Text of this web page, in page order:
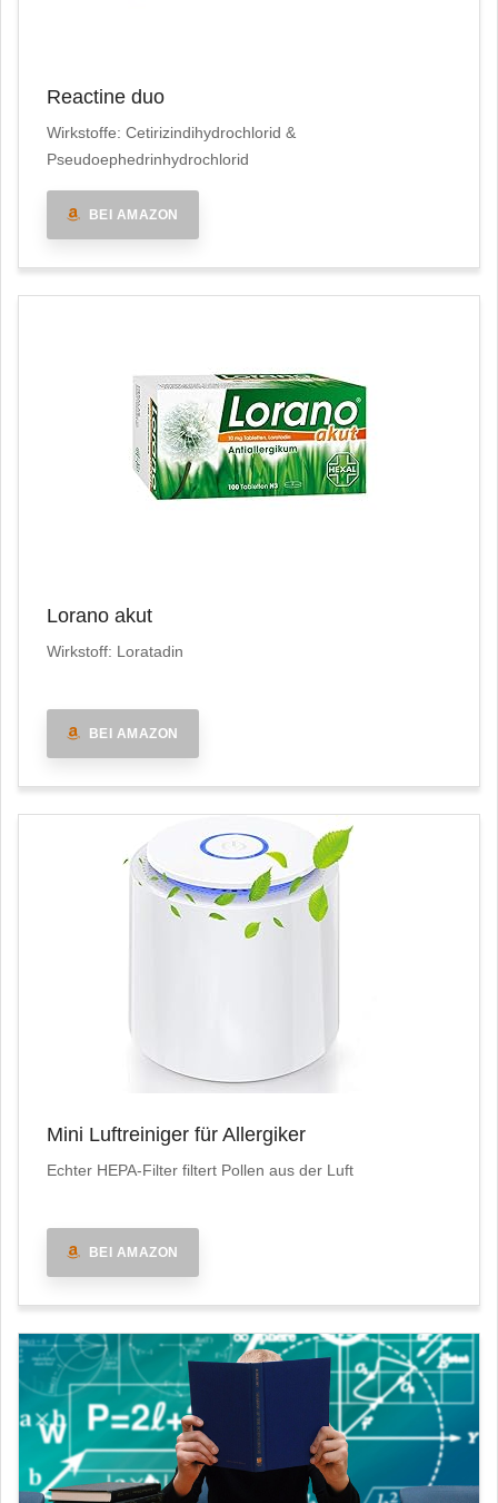
Reactine duo
Wirkstoffe: Cetirizindihydrochlorid &
Pseudoephedrinhydrochlorid
BEI AMAZON
Lorano akut
Wirkstoff: Loratadin
BEI AMAZON
Mini Luftreiniger für Allergiker
Echter HEPA-Filter filtert Pollen aus der Luft
BEI AMAZON